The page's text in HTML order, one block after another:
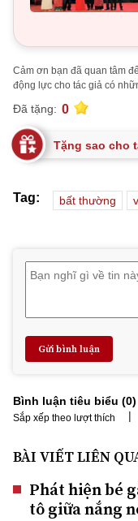
Cảm ơn bạn đã quan tâm
động lực cho tác giả có
Đã tặng: 0
Tặng sao cho
Tag: bất thường
Gửi bình luận
Bình luận tiêu biểu (0)
Sắp xếp theo lượt thích |
BÀI VIẾT LIÊN
Phát hiện bé
tô giữa nắng